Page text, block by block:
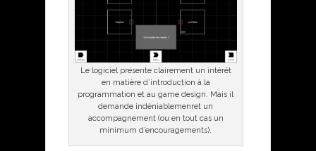
Le logiciel présente clairement un intérêt
en matière d’introduction à la
programmation et au game design. Mais il
demande indéniablemenret un
accompagnement (ou en tout cas un
minimum d’encouragements).